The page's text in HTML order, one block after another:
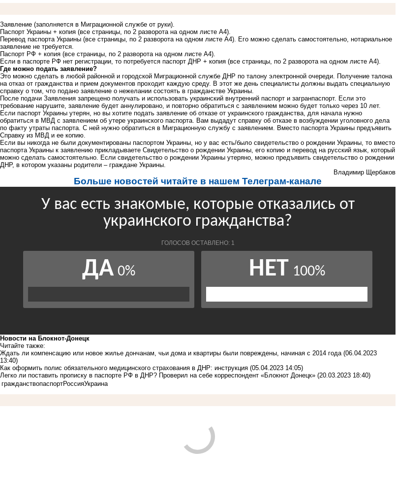
Заявление (заполняется в Миграционной службе от руки).
Паспорт Украины + копия (все страницы, по 2 разворота на одном листе А4).
Перевод паспорта Украины (все страницы, по 2 разворота на одном листе А4). Его можно сделать самостоятельно, нотариальное
заявление не требуется.
Паспорт РФ + копия (все страницы, по 2 разворота на одном листе А4).
Если в паспорте РФ нет регистрации, то потребуется паспорт ДНР + копия (все страницы, по 2 разворота на одном листе А4).
Где можно подать заявление?
Это можно сделать в любой районной и городской Миграционной службе ДНР по талону электронной очереди. Получение талона
на отказ от гражданства и прием документов проходит каждую среду. В этот же день специалисты должны выдать специальную
справку о том, что подано заявление о нежелании состоять в гражданстве Украины.
После подачи Заявления запрещено получать и использовать украинский внутренний паспорт и загранпаспорт. Если это
требование нарушите, заявление будет аннулировано, и повторно обратиться с заявлением можно будет только через 10 лет.
Если паспорт Украины утерян, но вы хотите подать заявление об отказе от украинского гражданства, для начала нужно
обратиться в МВД с заявлением об утере украинского паспорта. Вам выдадут справку об отказе в возбуждении уголовного дела
по факту утраты паспорта. С ней нужно обратиться в Миграционную службу с заявлением. Вместо паспорта Украины предъявить
Справку из МВД и ее копию.
Если вы никогда не были документированы паспортом Украины, но у вас есть/было свидетельство о рождении Украины, то вместо
паспорта Украины к заявлению прикладываете Свидетельство о рождении Украины, его копию и перевод на русский язык, который
можно сделать самостоятельно. Если свидетельство о рождении Украины утеряно, можно предъявить свидетельство о рождении
ДНР, в котором указаны родители – граждане Украины.
Владимир Щербаков
Больше новостей читайте в нашем Телеграм-канале
Новости на Блoкнoт-Донецк
Читайте также:
Ждать ли компенсацию или новое жилье дончанам, чьи дома и квартиры были повреждены, начиная с 2014 года (06.04.2023
13:40)
Как оформить полис обязательного медицинского страхования в ДНР: инструкция (05.04.2023 14:05)
Легко ли поставить прописку в паспорте РФ в ДНР? Проверил на себе корреспондент «Блокнот Донецк» (20.03.2023 18:40)
гражданствопаспортРоссияУкраина